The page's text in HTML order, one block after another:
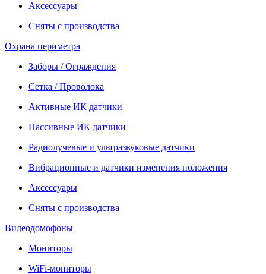
Аксессуары
Сняты с производства
Охрана периметра
Заборы / Ограждения
Сетка / Проволока
Активные ИК датчики
Пассивные ИК датчики
Радиолучевые и ультразвуковые датчики
Вибрационные и датчики изменения положения
Аксессуары
Сняты с производства
Видеодомофоны
Мониторы
WiFi-мониторы